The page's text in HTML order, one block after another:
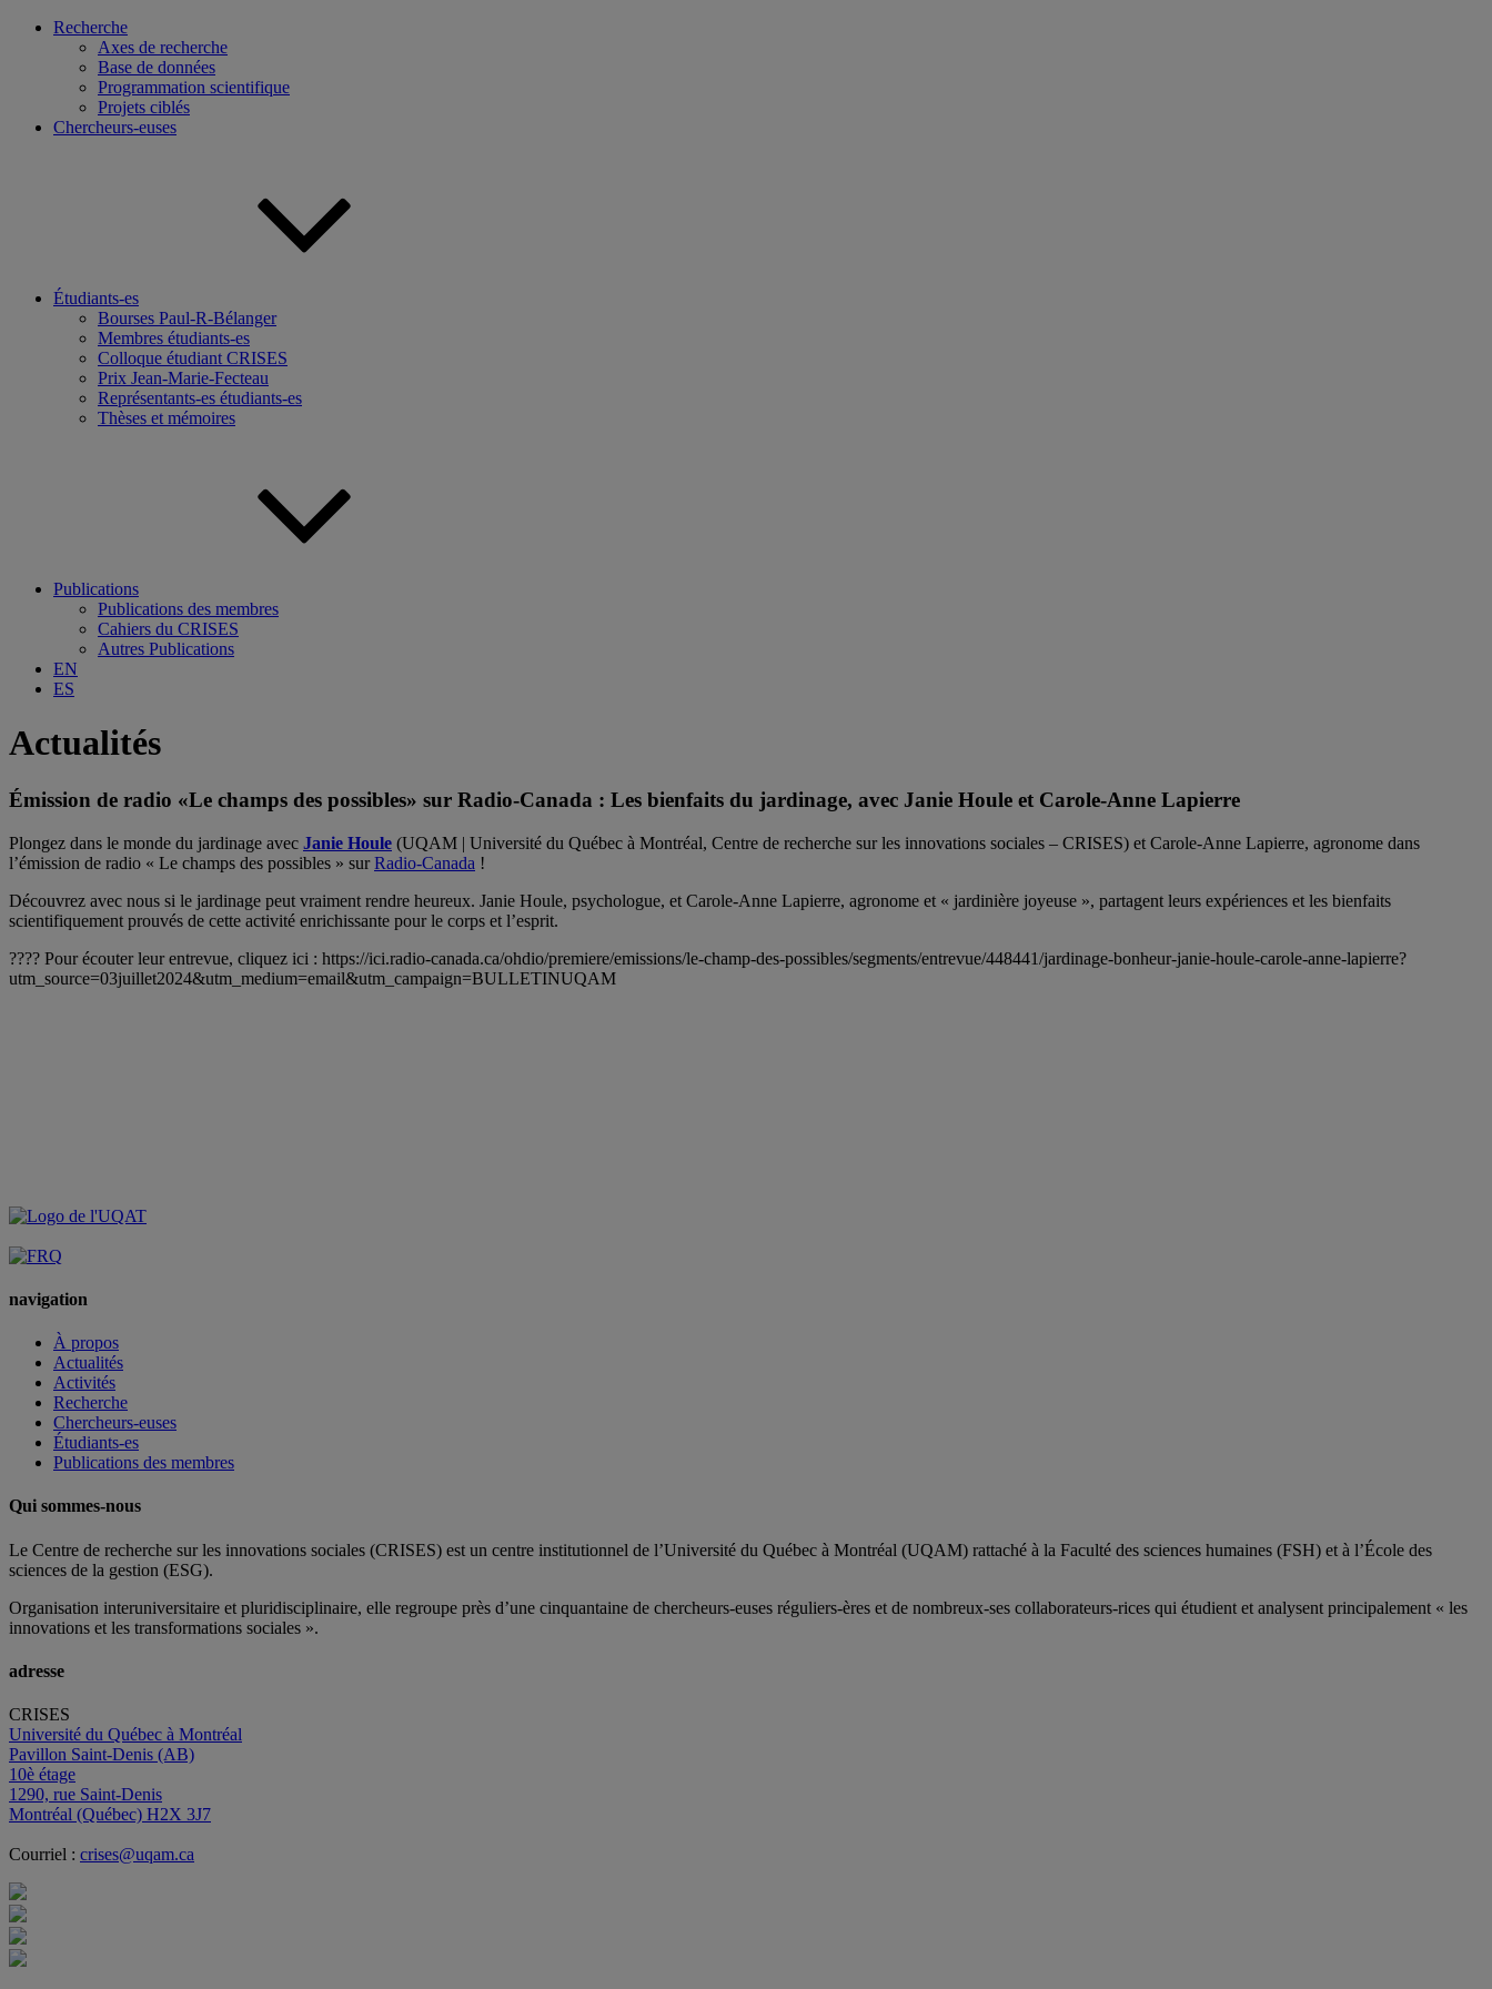
Recherche
Axes de recherche
Base de données
Programmation scientifique
Projets ciblés
Chercheurs-euses
Étudiants-es
Bourses Paul-R-Bélanger
Membres étudiants-es
Colloque étudiant CRISES
Prix Jean-Marie-Fecteau
Représentants-es étudiants-es
Thèses et mémoires
Publications
Publications des membres
Cahiers du CRISES
Autres Publications
EN
ES
Actualités
Émission de radio «Le champs des possibles» sur Radio-Canada : Les bienfaits du jardinage, avec Janie Houle et Carole-Anne Lapierre
Plongez dans le monde du jardinage avec Janie Houle (UQAM | Université du Québec à Montréal, Centre de recherche sur les innovations sociales – CRISES) et Carole-Anne Lapierre, agronome dans
l’émission de radio « Le champs des possibles » surRadio-Canada !
Découvrez avec nous si le jardinage peut vraiment rendre heureux. Janie Houle, psychologue, et Carole-Anne Lapierre, agronome et « jardinière joyeuse », partagent leurs expériences et les bienfaits
scientifiquement prouvés de cette activité enrichissante pour le corps et l’esprit.
???? Pour écouter leur entrevue, cliquez ici : https://ici.radio-canada.ca/ohdio/premiere/emissions/le-champ-des-possibles/segments/entrevue/448441/jardinage-bonheur-janie-houle-carole-anne-lapierre?
utm_source=03juillet2024&utm_medium=email&utm_campaign=BULLETINUQAM
navigation
À propos
Actualités
Activités
Recherche
Chercheurs-euses
Étudiants-es
Publications des membres
Qui sommes-nous
Le Centre de recherche sur les innovations sociales (CRISES) est un centre institutionnel de l’Université du Québec à Montréal (UQAM) rattaché à la Faculté des sciences humaines (FSH) et à l’École des
sciences de la gestion (ESG).
Organisation interuniversitaire et pluridisciplinaire, elle regroupe près d’une cinquantaine de chercheurs-euses réguliers-ères et de nombreux-ses collaborateurs-rices qui étudient et analysent principalement « les
innovations et les transformations sociales ».
adresse
CRISES
Université du Québec à Montréal
Pavillon Saint-Denis (AB)
10è étage
1290, rue Saint-Denis
Montréal (Québec) H2X 3J7
Courriel : crises@uqam.ca